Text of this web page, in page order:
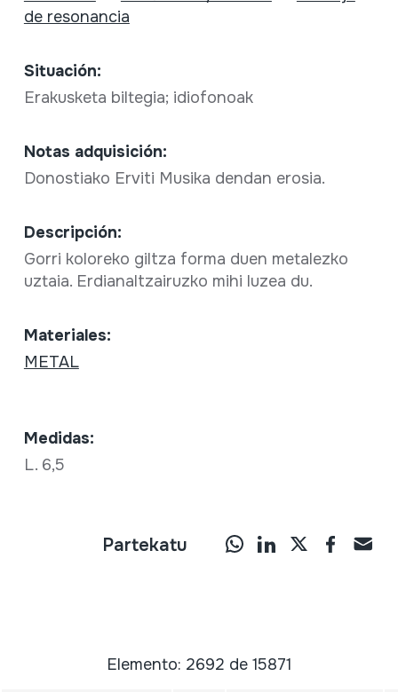
de resonancia
Situación:
Erakusketa biltegia; idiofonoak
Notas adquisición:
Donostiako Erviti Musika dendan erosia.
Descripción:
Gorri koloreko giltza forma duen metalezko
uztaia. Erdianaltzairuzko mihi luzea du.
Materiales:
METAL
Medidas:
L. 6,5
Partekatu
Elemento: 2692 de 15871